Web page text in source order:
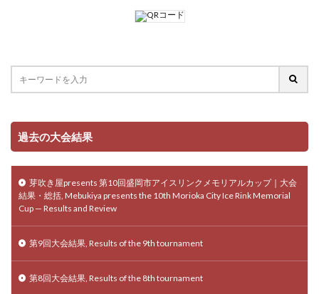
過去の大会結果
芽吹き屋presents 第10回盛岡市アイスリンクメモリアルカップ｜大会
結果・総括, Mebukiya presents the 10th Morioka City Ice Rink Memorial
Cup — Results and Review
第9回大会結果, Results of the 9th tournament
第8回大会結果, Results of the 8th tournament